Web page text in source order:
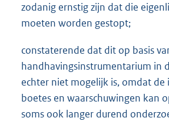
zodanig ernstig zijn dat die
moeten worden gestopt;
constaterende dat dit op basis
handhavingsinstrumentarium in
echter niet mogelijk is, omdat de
boetes en waarschuwingen kan
soms ook langer durend